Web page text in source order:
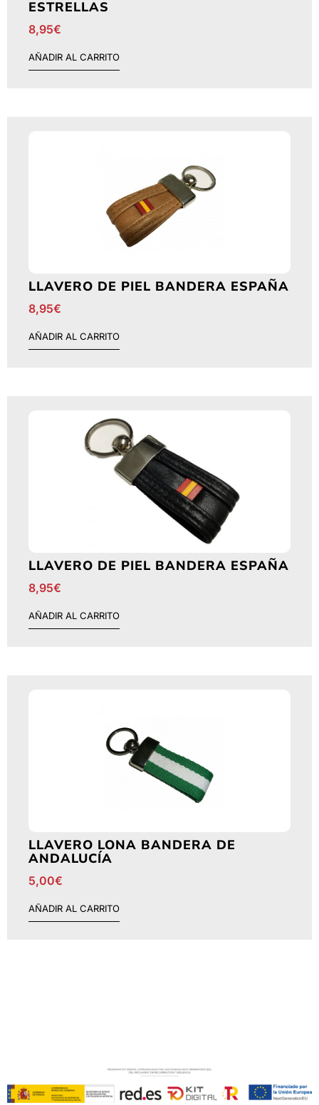
ESTRELLAS
8,95€
AÑADIR AL CARRITO
LLAVERO DE PIEL BANDERA ESPAÑA
8,95€
AÑADIR AL CARRITO
LLAVERO DE PIEL BANDERA ESPAÑA
8,95€
AÑADIR AL CARRITO
LLAVERO LONA BANDERA DE
ANDALUCÍA
5,00€
AÑADIR AL CARRITO